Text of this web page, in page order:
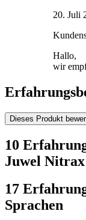
20. Juli
Hallo,
wir
Dieses Produkt
10
Juwel Nitrax
17
Sprachen